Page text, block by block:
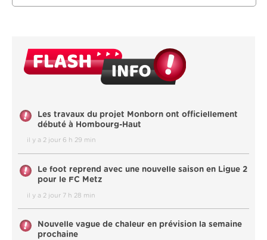
Les travaux du projet Monborn ont officiellement
débuté à Hombourg-Haut
il y a 2 jour 6 h 29 min
Le foot reprend avec une nouvelle saison en Ligue 2
pour le FC Metz
il y a 2 jour 7 h 28 min
Nouvelle vague de chaleur en prévision la semaine
prochaine